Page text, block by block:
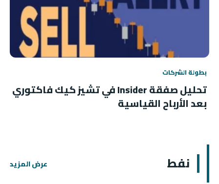
بطولة الشركات
تحليل صفقة Insider في تشيز كيك فاكتوري
بعد الأرباح القياسية
نفط عرض المزيد